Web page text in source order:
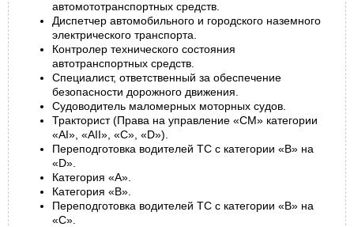
автомототранспортных средств.
Диспетчер автомобильного и городского наземного
электрического транспорта.
Контролер технического состояния
автотранспортных средств.
Специалист, ответственный за обеспечение
безопасности дорожного движения.
Судоводитель маломерных моторных судов.
Тракторист (Права на управление «СМ» категории
«АI», «AII», «C», «D»).
Переподготовка водителей ТС с категории «В» на
«D».
Категория «А».
Категория «B».
Переподготовка водителей ТС с категории «В» на
«С».